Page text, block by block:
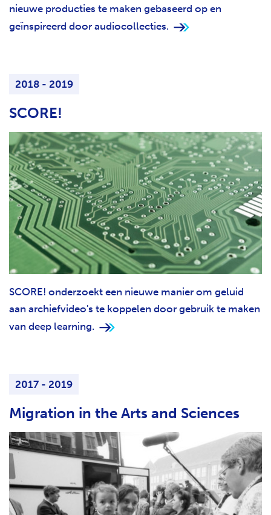
nieuwe producties te maken gebaseerd op en
geïnspireerd door audiocollecties.
2018 - 2019
SCORE!
SCORE! onderzoekt een nieuwe manier om geluid
aan archiefvideo's te koppelen door gebruik te maken
van deep learning.
2017 - 2019
Migration in the Arts and Sciences